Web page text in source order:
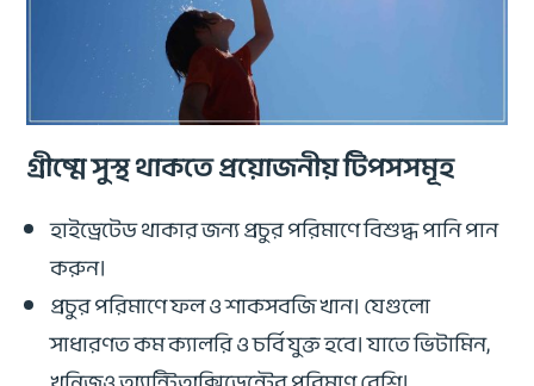
গ্রীষ্মে সুস্থ থাকতে প্রয়োজনীয় টিপসসমূহ
হাইড্রেটেড থাকার জন্য প্রচুর পরিমাণে বিশুদ্ধ পানি পান
করুন।
প্রচুর পরিমাণে ফল ও শাকসবজি খান। যেগুলো
সাধারণত কম ক্যালরি ‍ও চর্বিযুক্ত হবে। যাতে ভিটামিন,